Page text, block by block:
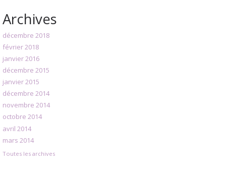
Archives
décembre 2018
février 2018
janvier 2016
décembre 2015
janvier 2015
décembre 2014
novembre 2014
octobre 2014
avril 2014
mars 2014
Toutes les archives